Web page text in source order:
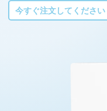
今すぐ注文してください